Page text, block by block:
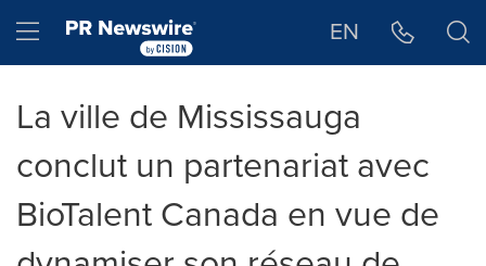
Hamburger menu EN
La ville de Mississauga
conclut un partenariat avec
BioTalent Canada en vue de